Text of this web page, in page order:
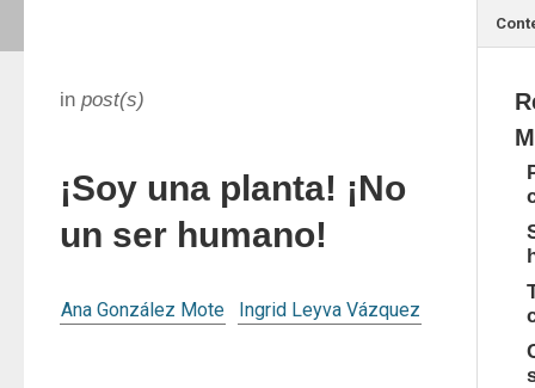
in post(s)
¡Soy una planta! ¡No
un ser humano!
Ana González Mote Ingrid Leyva Vázquez